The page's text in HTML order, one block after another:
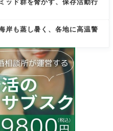
ッド群を脅かす、保存活動行
岸も蒸し暑く、各地に高温警